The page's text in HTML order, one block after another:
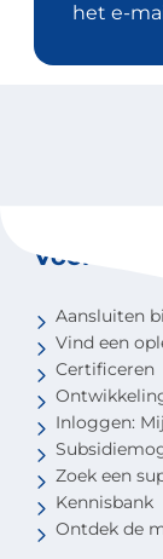
het e-
Voor
Aansluiten
Vind een
Certificeren
Inloggen:
Zoek een
Kennisbank
Ontdek de